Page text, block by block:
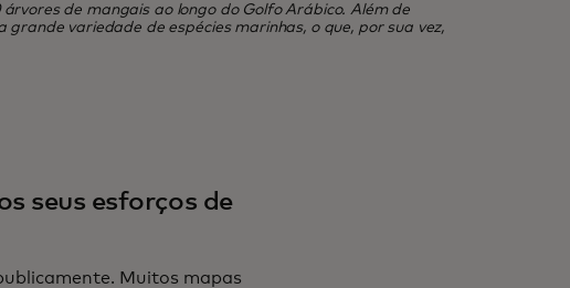
de mangais ao longo do Golfo Arábico. Além de
variedade de espécies marinhas, o que, por sua vez,
seus esforços de
Muitos mapas